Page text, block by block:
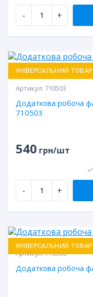
- +
УНІВЕРСАЛЬНИЙ ТОВАР
Артикул: 710503
Додаткова робоча
710503
540 грн/шт
- +
УНІВЕРСАЛЬНИЙ ТОВАР
Артикул:710506
Додаткова робоча